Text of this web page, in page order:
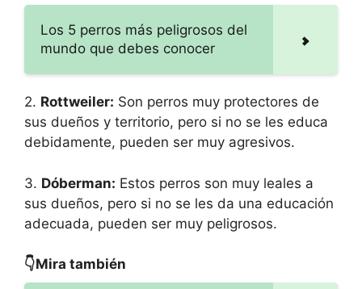
Los 5 perros más peligrosos del
mundo que debes conocer
2. Rottweiler: Son perros muy protectores de
sus dueños y territorio, pero si no se les educa
debidamente, pueden ser muy agresivos.
3. Dóberman: Estos perros son muy leales a
sus dueños, pero si no se les da una educación
adecuada, pueden ser muy peligrosos.
👇Mira también